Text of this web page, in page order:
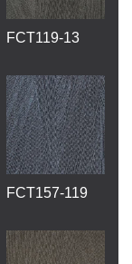
FCT119-13
FCT157-119